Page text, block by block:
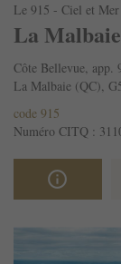
Le 915 - Ciel et
La Malbaie
Côte Bellevue, app.
La Malbaie (QC),
code 915
Numéro CITQ :
info_outline